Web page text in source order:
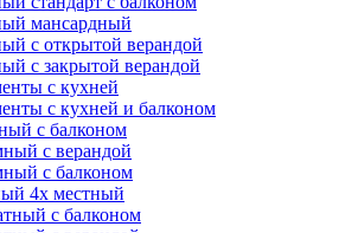
мансардный
с открытой верандой
с закрытой верандой
с кухней
с кухней и балконом
с балконом
с верандой
с балконом
4х местный
с балконом